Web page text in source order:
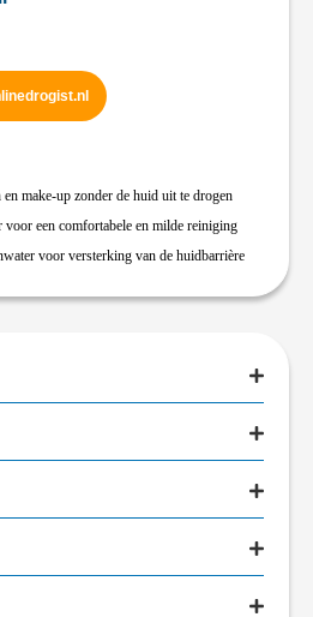
make-up zonder de huid uit te drogen
voor een comfortabele en milde reiniging
voor versterking van de huidbarrière